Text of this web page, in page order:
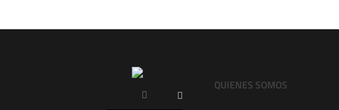
QUIENES SOMOS